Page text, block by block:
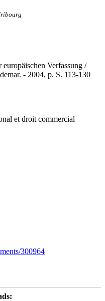
Verfassung /
- 2004, p. S. 113-130
et droit commercial
300964